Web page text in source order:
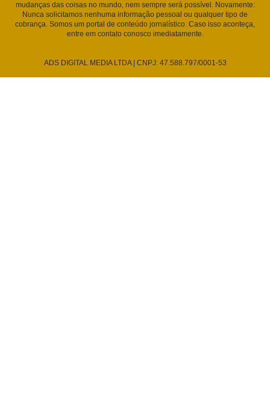
mudanças das coisas no mundo, nem sempre será possível. Novamente:
Nunca solicitamos nenhuma informação pessoal ou qualquer tipo de
cobrança. Somos um portal de conteúdo jornalístico. Caso isso aconteça,
entre em contato conosco imediatamente.
ADS DIGITAL MEDIA LTDA | CNPJ: 47.588.797/0001-53